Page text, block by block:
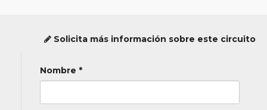
Solicita más información sobre este circuito
Nombre *